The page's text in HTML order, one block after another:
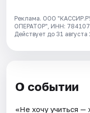
Реклама. ООО
ОПЕРАТОР", ИНН:
Действует до 31
О событии
«Не хочу учиться —